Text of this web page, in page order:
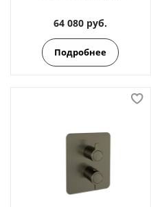
выхода BLAUTHERM
948722SOC золото
64 080 руб.
Подробнее